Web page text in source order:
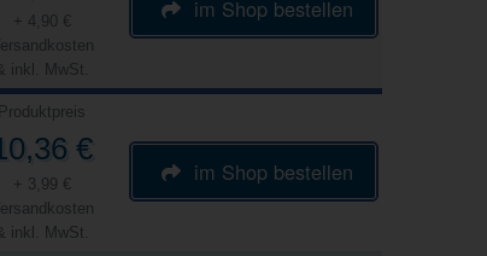
+ 4,90 €
& inkl. MwSt.
im Shop bestellen
Produktpreis
€
+ 3,99 €
inkl. MwSt.
im Shop bestellen